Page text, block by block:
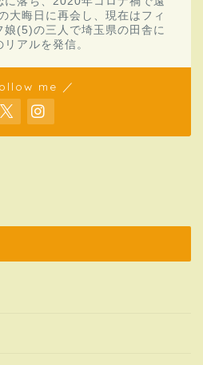
大晦日に再会し、現在はフィ
(5)の三人で埼玉県の田舎に
アルを発信。
me ／